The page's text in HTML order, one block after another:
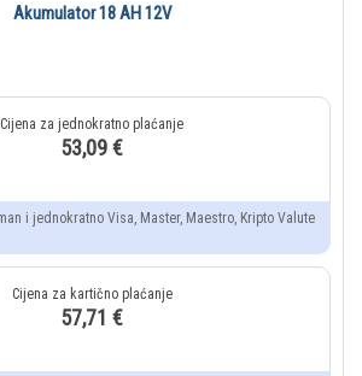
Akumulator 18 AH 12V
53,09 €
i jednokratno Visa, Master, Maestro, Kripto Valute
57,71 €